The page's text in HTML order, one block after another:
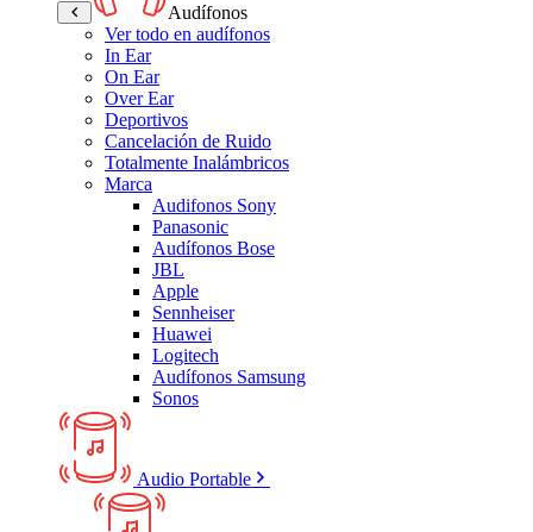
Audífonos
Ver todo en audífonos
In Ear
On Ear
Over Ear
Deportivos
Cancelación de Ruido
Totalmente Inalámbricos
Marca
Audifonos Sony
Panasonic
Audífonos Bose
JBL
Apple
Sennheiser
Huawei
Logitech
Audífonos Samsung
Sonos
Audio Portable